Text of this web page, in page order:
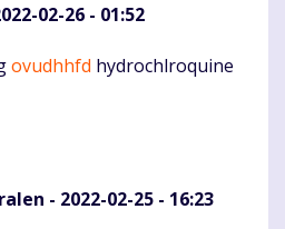
02-26 - 01:52
ovudhhfd hydrochlroquine
- 2022-02-25 - 16:23